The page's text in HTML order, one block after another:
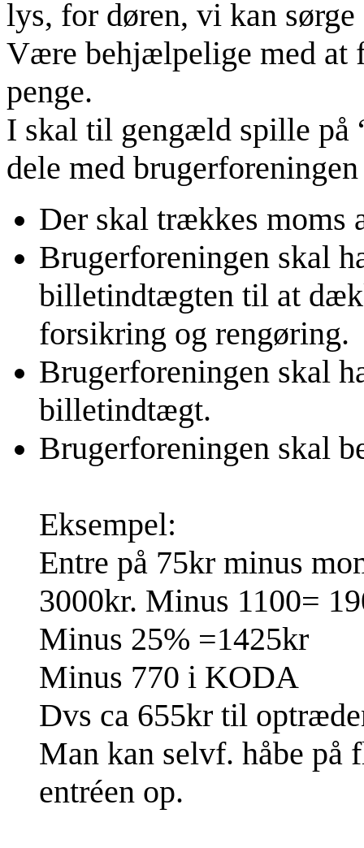
lys, for døren, vi kan
Være behjælpelige med at
penge.
I skal til gengæld spille på
dele med
Der skal trækkes moms
Brugerforeningen skal
billetindtægten til at
forsikring og rengøring.
Brugerforeningen skal
billetindtægt.
Brugerforeningen skal
Eksempel:
Entre på 75kr minus
3000kr. Minus 1100=
Minus 25% =1425kr
Minus 770 i KODA
Dvs ca 655kr til
Man kan selvf. håbe på
entréen op.